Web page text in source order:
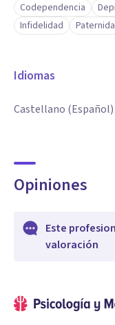
Codependencia
Infidelidad
Idiomas
Castellano (Español)
Opiniones
Este
valoración